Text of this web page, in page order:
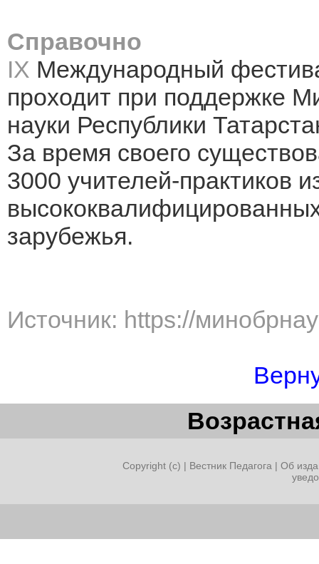
Справочно
IX Международный
проходит при поддержке
науки Республики
За время своего
3000 учителей-практиков
зарубежья.
Источник: https://
Copyright (c) | Вестник Педагога | Об